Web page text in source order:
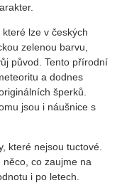
lze v českých
zelenou barvu,
původ. Tento přírodní
a dodnes
šperků.
jsou i náušnice s
které nejsou tuctové.
co zaujme na
i po letech.